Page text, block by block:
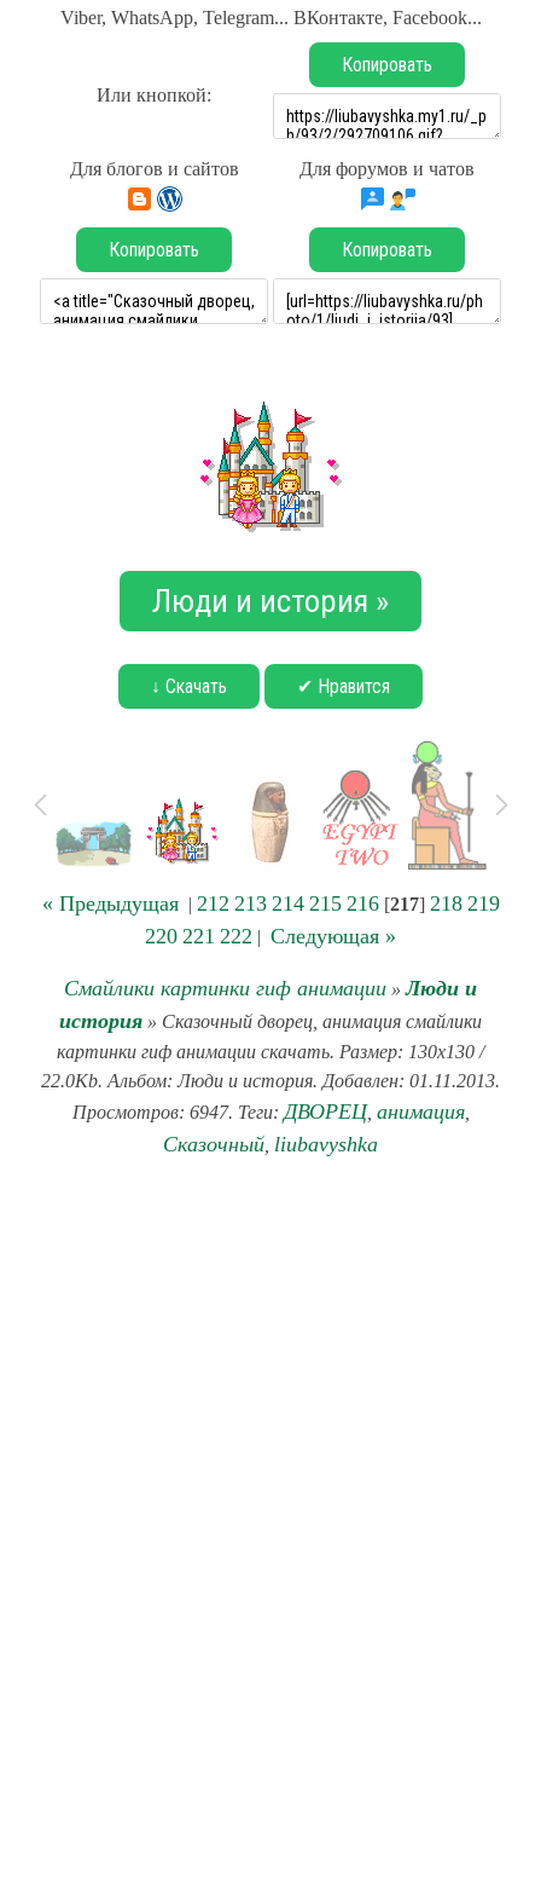
Viber, WhatsApp, Telegram... ВКонтакте, Facebook...
Или кнопкой:
Копировать
Для блогов и сайтов Для форумов и чатов
Копировать Копировать
Люди и история »
↓ Скачать ✔ Нравится
« Предыдущая| 212 213 214 215 216[217] 218 219
220 221 222 | Следующая »
Смайлики картинки гиф анимации »Люди и
история » Сказочный дворец, анимация смайлики
картинки гиф анимации скачать. Размер: 130x130 /
22.0Kb. Альбом: Люди и история. Добавлен: 01.11.2013.
Просмотров: 6947. Теги: ДВОРЕЦ, анимация,
Сказочный liubavyshka